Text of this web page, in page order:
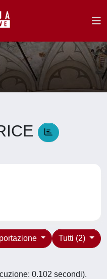
Tutti (2)
0.102 secondi).